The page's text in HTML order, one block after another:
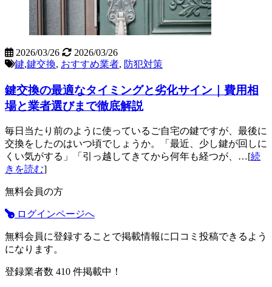
2026/03/26
2026/03/26
鍵,鍵交換, おすすめ業者, 防犯対策
鍵交換の最適なタイミングと劣化サイン｜費用相
場と業者選びまで徹底解説
毎日当たり前のように使っているご自宅の鍵ですが、最後に
交換をしたのはいつ頃でしょうか。「最近、少し鍵が回しに
くい気がする」「引っ越してきてから何年も経つが、…[続
きを読む]
無料会員の方
ログインページへ
無料会員に登録することで掲載情報に口コミ投稿できるよう
になります。
登録業者数 410 件掲載中！